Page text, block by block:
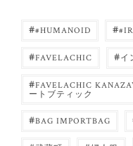
##HUMANOID #
#FAVELACHIC #イ
#FAVELACHIC
ートブティック
#BAG IMPORTBAG